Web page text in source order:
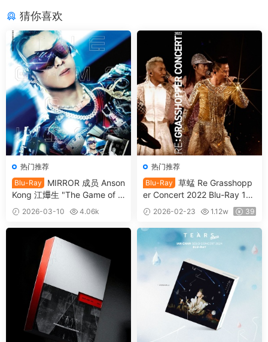
猜你喜欢
热门推荐
Blu-Ray
MIRROR 成员 Anson
Kong 江𤒹生 "The Game of Li
fe " In My Sight Solo Concert
2024 1080i [自购原盘] [BDIS
O 2BD 34.5GB]
2026-03-10
4.06k
热门推荐
Blu-Ray
草蜢 Re Grasshopp
er Concert 2022 Blu-Ray 10
80i [自购原盘] [BDISO 2BD 5
3.5GB]
2026-02-23 1.12w 39